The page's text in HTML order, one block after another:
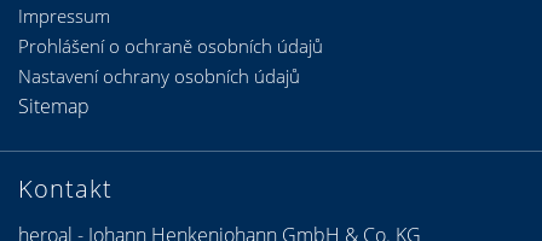
Kontakt
heroal - Johann Henkenjohann GmbH & Co. KG
Impressum
Prohlášení o ochraně osobních údajů
Nastavení ochrany osobních údajů
Sitemap